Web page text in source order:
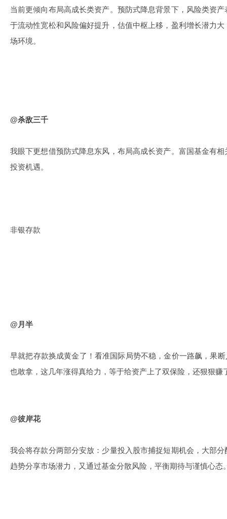
当前更倾向布局高成长类资产。预防式降息背景下，风险类资
于流动性宽松和风险偏好提升，估值中枢上移，盈利增长潜力
场环境。
@杀敌三千
我眼下更想借预防式降息东风，布局高成长资产。富国基金有
投资机遇。
非银存款
@月半
早就把存款换成黄金了！看准国际局势不稳，金价一路飙，果
也敢拿，这几年涨得真给力，等于给资产上了双保险，还狠狠赚
@彼岸花
我会将存款分两部分安放：少量投入股市捕捉短期机会，大部
趋势分享市场潜力，又通过基金分散风险，平衡期待与谨慎心态